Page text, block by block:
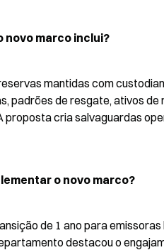
novo marco inclui?
mantidas com
padrões de resgate, ativos
proposta cria salvaguardas
o novo marco?
de 1 ano para
destacou o